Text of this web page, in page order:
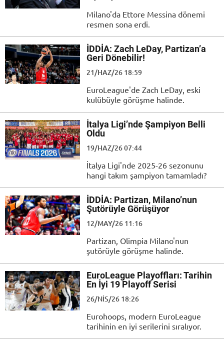
Milano'da Ettore Messina dönemi
resmen sona erdi.
İDDİA: Zach LeDay, Partizan’a
Geri Dönebilir!
21/HAZ/26 18:59
EuroLeague'de Zach LeDay, eski
kulübüyle görüşme halinde.
İtalya Ligi’nde Şampiyon Belli
Oldu
19/HAZ/26 07:44
İtalya Ligi'nde 2025-26 sezonunu
hangi takım şampiyon tamamladı?
İDDİA: Partizan, Milano’nun
Şutörüyle Görüşüyor
12/MAY/26 11:16
Partizan, Olimpia Milano'nun
şutörüyle görüşme halinde.
EuroLeague Playoffları: Tarihin
En İyi 19 Playoff Serisi
26/NIS/26 18:26
Eurohoops, modern EuroLeague
tarihinin en iyi serilerini sıralıyor.